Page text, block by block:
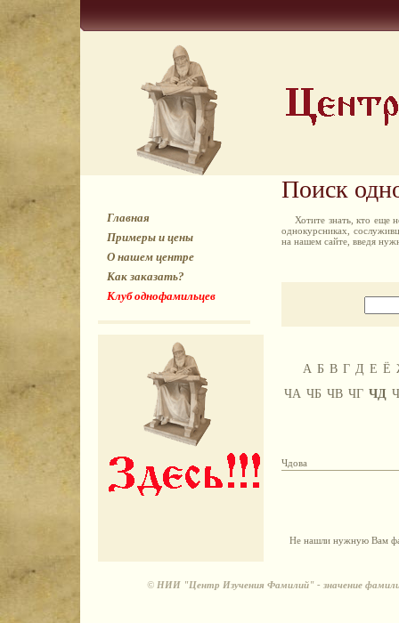
Главная
Примеры и цены
О нашем центре
Как заказать?
Клуб однофамильцев
Поиск
Хотите знать, кто еще
однокурсниках,
на нашем сайте, введя
А Б В Г Д Е Ё
ЧА ЧБ ЧВ ЧГ ЧД
Чдова
Не нашли нужную Вам
© НИИ "Центр Изучения Фамилий" - значение